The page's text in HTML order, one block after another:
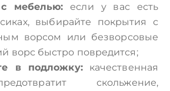
с мебелью: если у вас есть
выбирайте покрытия с
ворсом или безворсовые
ворс быстро повредится;
в подложку:качественная
скольжение,